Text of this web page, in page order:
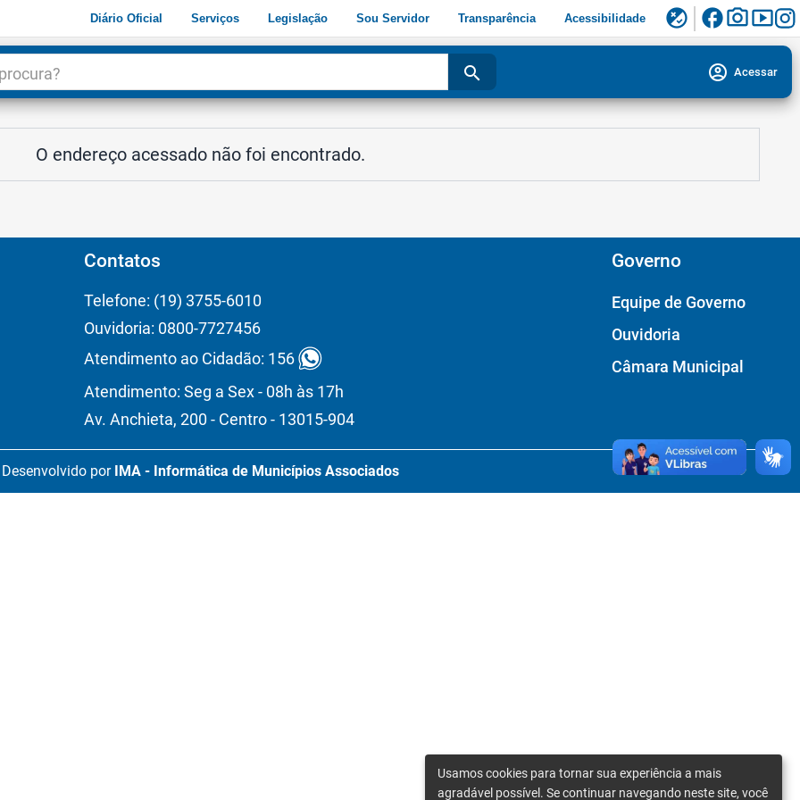
Diário Oficial Serviços Legislação Sou Servidor Transparência Acessibilidade flaky facebookphoto_camerasmart_display
search account_circle Acessar
O endereço acessado não foi encontrado.
Contatos
Telefone: (19) 3755-6010
Ouvidoria: 0800-7727456
Atendimento ao Cidadão: 156
Atendimento: Seg a Sex - 08h às 17h
Av. Anchieta, 200 - Centro - 13015-904
Governo
Equipe de Governo
Ouvidoria
Câmara Municipal
Desenvolvido por IMA - Informática de Municípios Associados
Usamos cookies para tornar sua experiência a mais
agradável possível. Se continuar navegando neste site, você